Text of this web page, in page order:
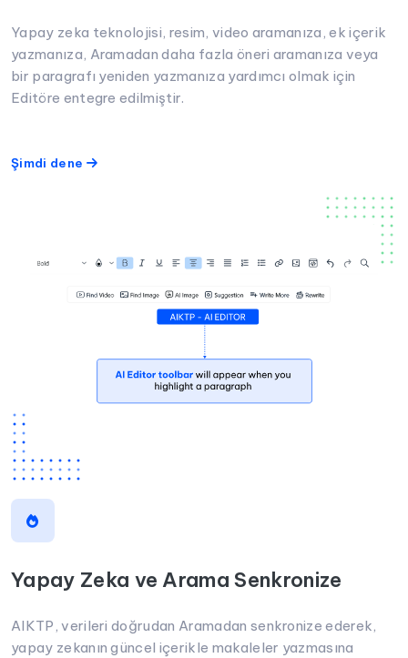
Yapay zeka teknolojisi, resim, video aramanıza, ek içerik
yazmanıza, Aramadan daha fazla öneri aramanıza veya
bir paragrafı yeniden yazmanıza yardımcı olmak için
Editöre entegre edilmiştir.
Şimdi dene
Yapay Zeka ve Arama Senkronize
AIKTP, verileri doğrudan Aramadan senkronize ederek,
yapay zekanın güncel içerikle makaleler yazmasına